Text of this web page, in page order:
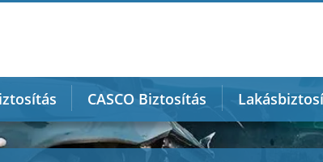
CASCO Biztosítás